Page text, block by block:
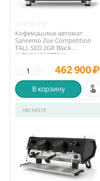
Кофемашина-автомат
Sanremo Zoe Competition
TALL SED 2GR Black
(UZN2112127T6A) высокая г...
+
− 462 900₽
В корзину
HB194570